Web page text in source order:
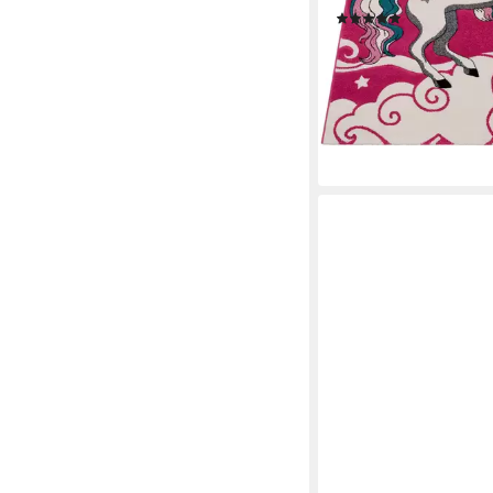
(5)
18,00 € UVP59,99 €
-70%
lieferbar - in 4-5